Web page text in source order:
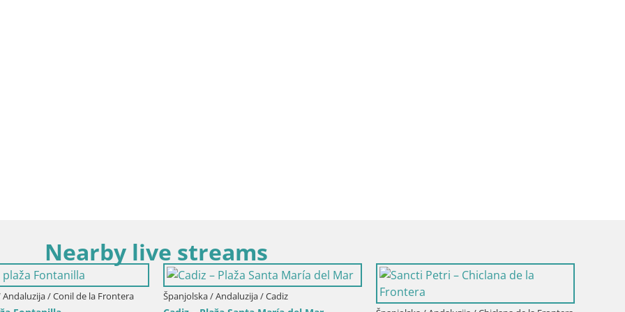
Nearby live streams
/ Conil de la Frontera Španjolska / Andaluzija / Cadiz